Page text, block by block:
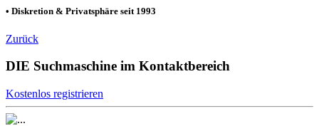
• Diskretion & Privatsphäre seit 1993
Zurück
DIE Suchmaschine im Kontaktbereich
Kostenlos registrieren